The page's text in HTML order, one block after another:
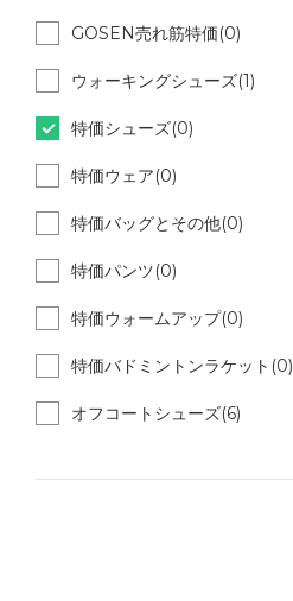
GOSEN売れ筋特価(0)
ウォーキングシューズ(1)
特価シューズ(0)
特価ウェア(0)
特価バッグとその他(0)
特価パンツ(0)
特価ウォームアップ(0)
特価バドミントンラケット(0)
オフコートシューズ(6)